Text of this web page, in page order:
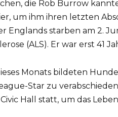
die Rob Burrow
um ihm ihren letzten
Englands starben am 2.
(ALS). Er war erst 41
Monats bildeten
Star zu
Hall statt, um das